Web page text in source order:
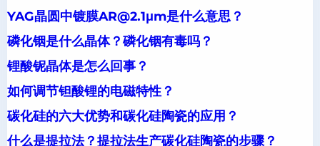
YAG晶圆中镀膜AR@2.1μm是什么意思？
磷化铟是什么晶体？磷化铟有毒吗？
锂酸铌晶体是怎么回事？
如何调节钽酸锂的电磁特性？
碳化硅的六大优势和碳化硅陶瓷的应用？
什么是提拉法？提拉法生产碳化硅陶瓷的步骤？